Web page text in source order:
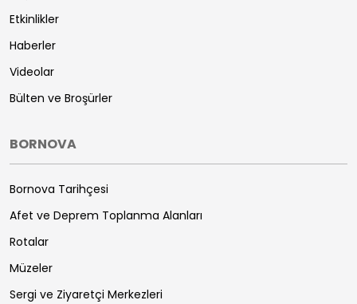
Etkinlikler
Haberler
Videolar
Bülten ve Broşürler
BORNOVA
Bornova Tarihçesi
Afet ve Deprem Toplanma Alanları
Rotalar
Müzeler
Sergi ve Ziyaretçi Merkezleri